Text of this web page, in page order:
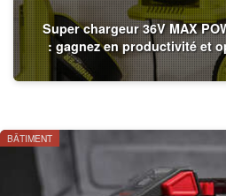
Super chargeur 36V MAX
: gagnez en productivité et
BÂTIMENT